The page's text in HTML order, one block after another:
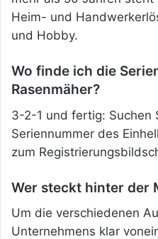
Heim- und
und Hobby.
Wo finde ich die
Rasenmäher?
3-2-1 und fertig: Suchen
Seriennummer des
zum
Wer steckt hinter der
Um die verschiedenen
Unternehmens klar